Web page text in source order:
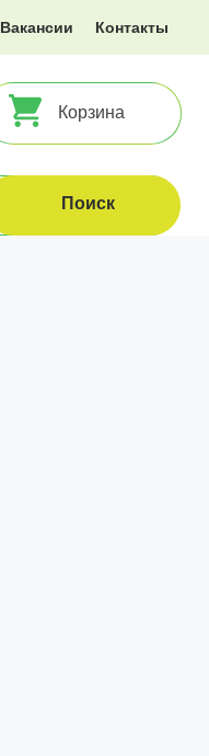
Вакансии Контакты
Корзина